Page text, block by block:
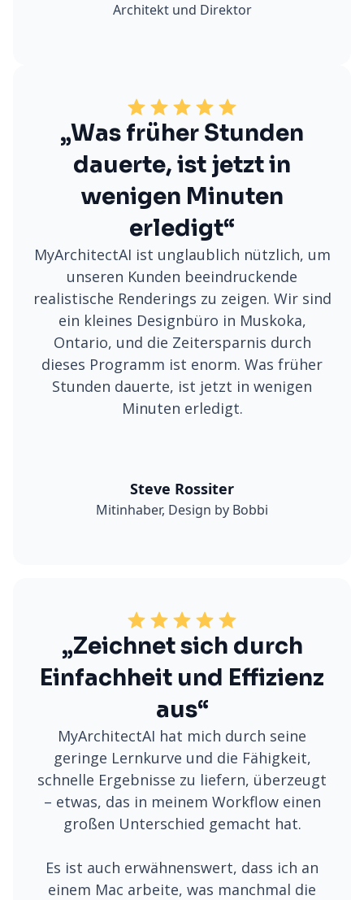
Architekt und Direktor
„Was früher Stunden
dauerte, ist jetzt in
wenigen Minuten
erledigt“
MyArchitectAI ist unglaublich nützlich, um
unseren Kunden beeindruckende
realistische Renderings zu zeigen. Wir sind
ein kleines Designbüro in Muskoka,
Ontario, und die Zeitersparnis durch
dieses Programm ist enorm. Was früher
Stunden dauerte, ist jetzt in wenigen
Minuten erledigt.
Steve Rossiter
Mitinhaber, Design by Bobbi
„Zeichnet sich durch
Einfachheit und Effizienz
aus“
MyArchitectAI hat mich durch seine
geringe Lernkurve und die Fähigkeit,
schnelle Ergebnisse zu liefern, überzeugt
– etwas, das in meinem Workflow einen
großen Unterschied gemacht hat.
Es ist auch erwähnenswert, dass ich an
einem Mac arbeite, was manchmal die